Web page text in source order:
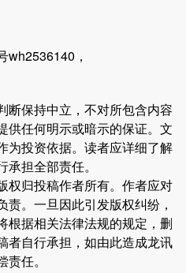
wh2536140，
断保持中立，不对所包含内容
供任何明示或暗示的保证。文
为投资依据。读者应详细了解
担全部责任。
权归投稿作者所有。作者应对
。一旦因此引发版权纠纷，
根据相关法律法规的规定，删
者自行承担，如由此造成龙讯
任。